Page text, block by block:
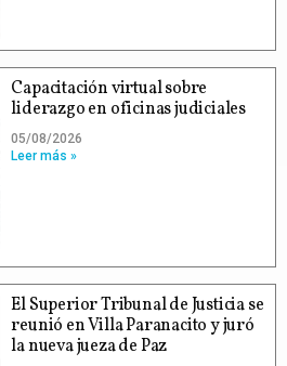
Capacitación virtual sobre
liderazgo en oficinas judiciales
05/08/2026
Leer más »
El Superior Tribunal de Justicia se
reunió en Villa Paranacito y juró
la nueva jueza de Paz